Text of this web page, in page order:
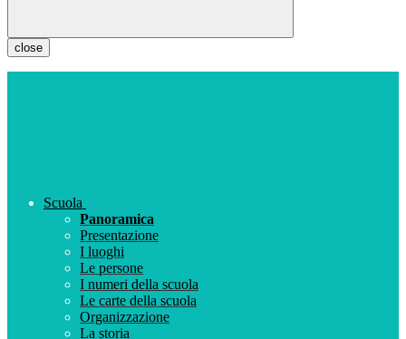
close
Scuola
Panoramica
Presentazione
I luoghi
Le persone
I numeri della scuola
Le carte della scuola
Organizzazione
La storia